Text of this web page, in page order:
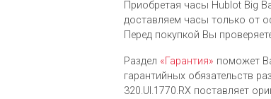
Приобретая часы Hublot Big
доставляем часы только от
Перед покупкой Вы
Раздел «Гарантия» поможет
гарантийных обязательств
320.UI.1770.RX поставляет